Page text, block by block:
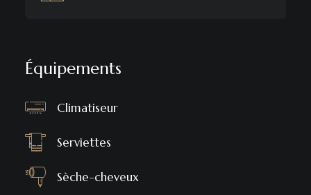
Équipements
Climatiseur
Serviettes
Sèche-cheveux